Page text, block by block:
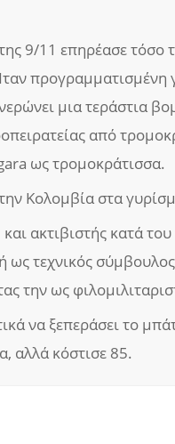
9/11 επηρέασε τόσο
προγραμματισμένη
μια τεράστια
από
ως τρομοκράτισσα.
Κολομβία στα
ακτιβιστής κατά
ως τεχνικός
την ως
να ξεπεράσει το
αλλά κόστισε 85.